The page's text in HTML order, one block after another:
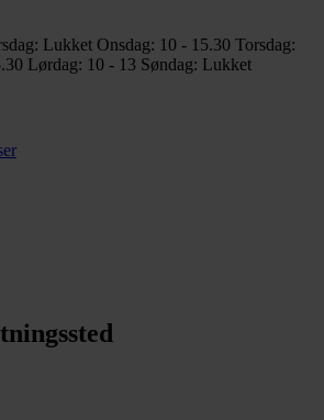
Lukket Onsdag: 10 - 15.30 Torsdag:
Lørdag: 10 - 13 Søndag: Lukket